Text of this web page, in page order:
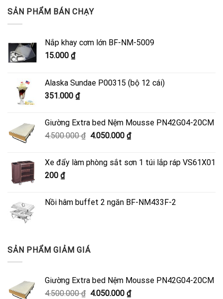
SẢN PHẨM BÁN CHẠY
Nắp khay cơm lớn BF-NM-5009
15.000 ₫
Alaska Sundae P00315 (bộ 12 cái)
351.000 ₫
Giường Extra bed Nệm Mousse PN42G04-20CM
4.500.000₫ Giá
4.500.000 ₫.
4.050.000 ₫Giá
là:
Xe đẩy làm phòng sắt sơn 1 túi lắp ráp VS61X01
200 ₫
Nồi hâm buffet 2 ngăn BF-NM433F-2
SẢN PHẨM GIẢM GIÁ
Giường Extra bed Nệm Mousse PN42G04-20CM
4.500.000₫ Giá
4.050.000 ₫Giá